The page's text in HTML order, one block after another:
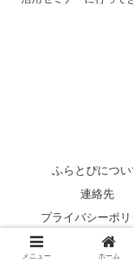
ふらとぴにつ
連絡先
プライバシーポ
メニュー ホーム